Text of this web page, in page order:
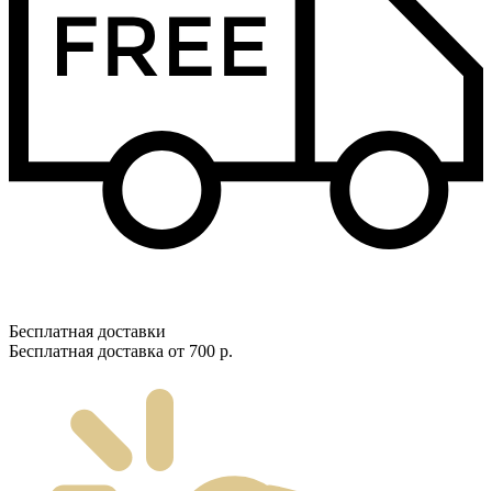
Бесплатная доставки
Бесплатная доставка от 700 р.